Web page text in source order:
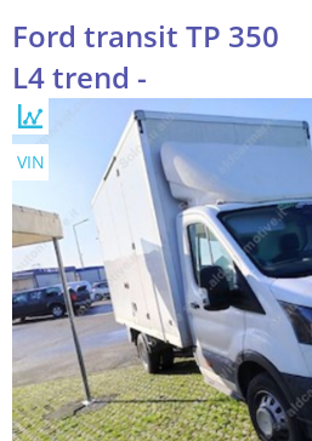
Ford transit TP 350
L4 trend -
VIN